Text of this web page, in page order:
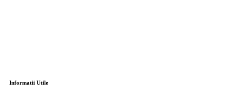
Informatii Utile